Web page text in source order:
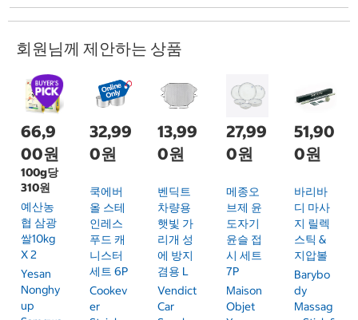
회원님께 제안하는 상품
66,9
00원
100g당
310원
예산농
협 삼광
쌀10kg
X 2
Yesan
Nonghy
Up
32,99
0원
쿡에버
올 스테
인레스
푸드 캐
니스터
세트 6P
Cookev
Er
13,99
0원
벤딕트
차량용
햇빛 가
리개 성
에 방지
겸용 L
Vendict
Car
27,99
0원
메종오
브제 윤
도자기
윤슬 접
시 세트
7P
Maison
Objet
51,90
0원
바리바
디 마사
지 릴렉
스틱 &
지압볼
Barybo
Dy
Massag